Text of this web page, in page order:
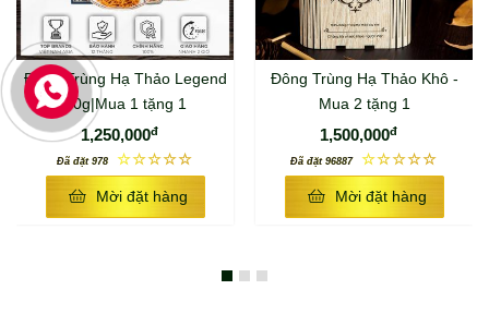
Đông Trùng Hạ Thảo Legend
20g|Mua 1 tặng 1
1,250,000đ
Đã đặt 978 ☆☆☆☆☆
Mời đặt hàng
Đông Trùng Hạ Thảo Khô -
Mua 2 tặng 1
1,500,000đ
Đã đặt 96887 ☆☆☆☆☆
Mời đặt hàng